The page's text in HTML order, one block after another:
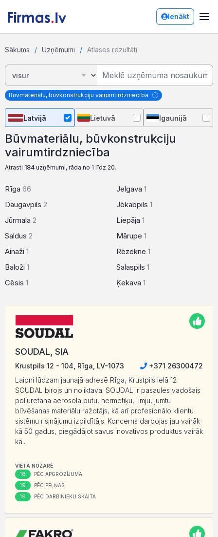
Ienākt
Sākums Uzņēmumi Atlases rezultāti
Būvmateriālu, būvkonstrukciju vairumtirdzniecība
Latvijā Lietuvā Igaunijā
Būvmateriālu, būvkonstrukciju
vairumtirdzniecība
Atrasti 184 uzņēmumi, rāda no 1 līdz 20.
Rīga 66
Daugavpils 2
Jūrmala 2
Saldus 2
Ainaži 1
Baloži 1
Cēsis 1
Jelgava 1
Jēkabpils 1
Liepāja 1
Mārupe 1
Rēzekne 1
Salaspils 1
Ķekava 1
SOUDAL, SIA
Krustpils 12 - 104, Rīga, LV-1073
+371 26300472
Laipni lūdzam jaunajā adresē Rīga, Krustpils ielā 12
SOUDAL birojs un noliktava. SOUDAL ir pasaules vadošais
poliuretāna aerosola putu, hermētiķu, līmju, jumtu
blīvēšanas materiālu ražotājs, kā arī profesionālo klientu
sistēmu risinājumu izpildītājs. Koncerns darbojas jau vairāk
kā 50 gadus, piegādājot savus inovatīvos produktus vairāk
kā...
VIETA NOZARĒ
18 PĒC APGROZĪJUMA
19 PĒC PEĻŅAS
19 PĒC DARBINIEKU SKAITA